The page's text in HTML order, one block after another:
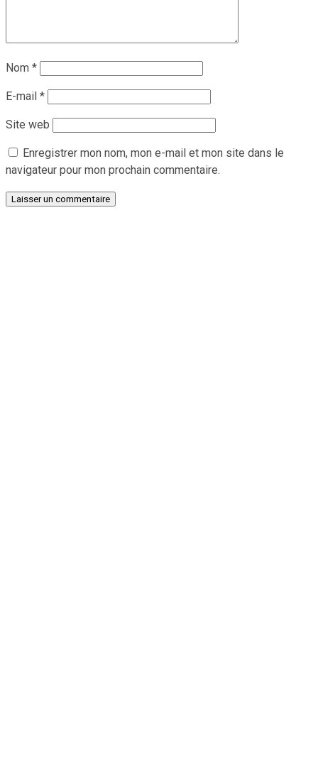
Nom *
E-mail *
Site web
Enregistrer mon nom, mon e-mail et mon site dans le
navigateur pour mon prochain commentaire.